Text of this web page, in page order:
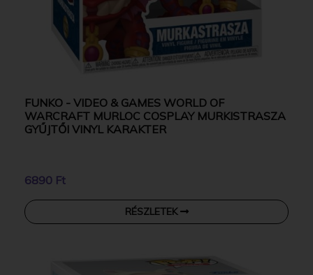
FUNKO - VIDEO & GAMES WORLD OF
WARCRAFT MURLOC COSPLAY MURKISTRASZA
GYŰJTŐI VINYL KARAKTER
6890 Ft
RÉSZLETEK